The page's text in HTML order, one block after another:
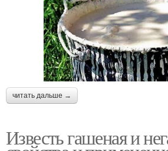
читать дальше →
Известь гашеная и